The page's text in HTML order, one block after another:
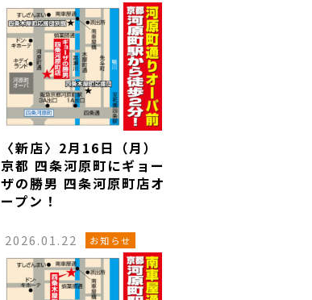
〈新店〉2月16日（月）
京都 四条河原町にギョー
ザの勝男 四条河原町店オ
ープン！
2026.01.22 お知らせ